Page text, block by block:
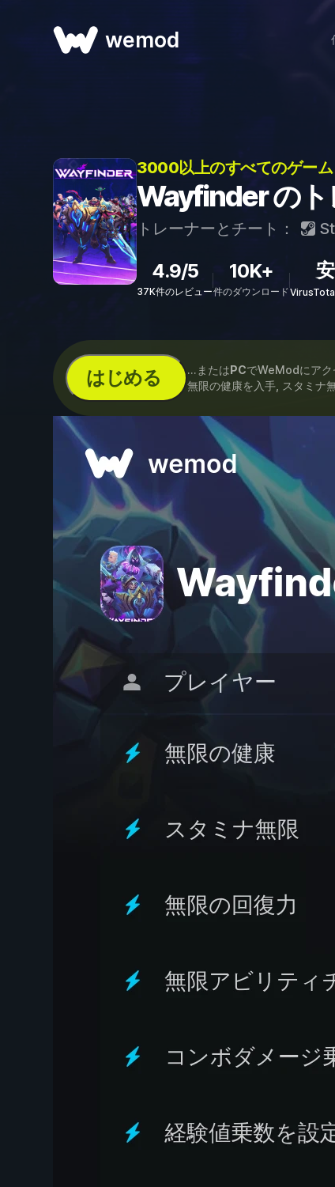
wemod
3000以上のすべてのゲー
Wayfinder のト
トレーナーとチート：
4.9/5
37K件のレビュー
10K+
件のダウンロード
はじめる ...またはPCでWeModにアク
無限の健康を入手, スタミナ